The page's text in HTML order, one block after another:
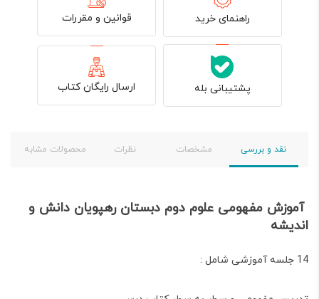
راهنمای خرید قوانین و مقررات
پشتیبانی بله ارسال رایگان کتاب
نقد و بررسی مشخصات نظرات محصولات مشابه
آموزش مفهومی علوم دوم دبستان رهپویان دانش و
اندیشه
14 جلسه آموزشی شامل :